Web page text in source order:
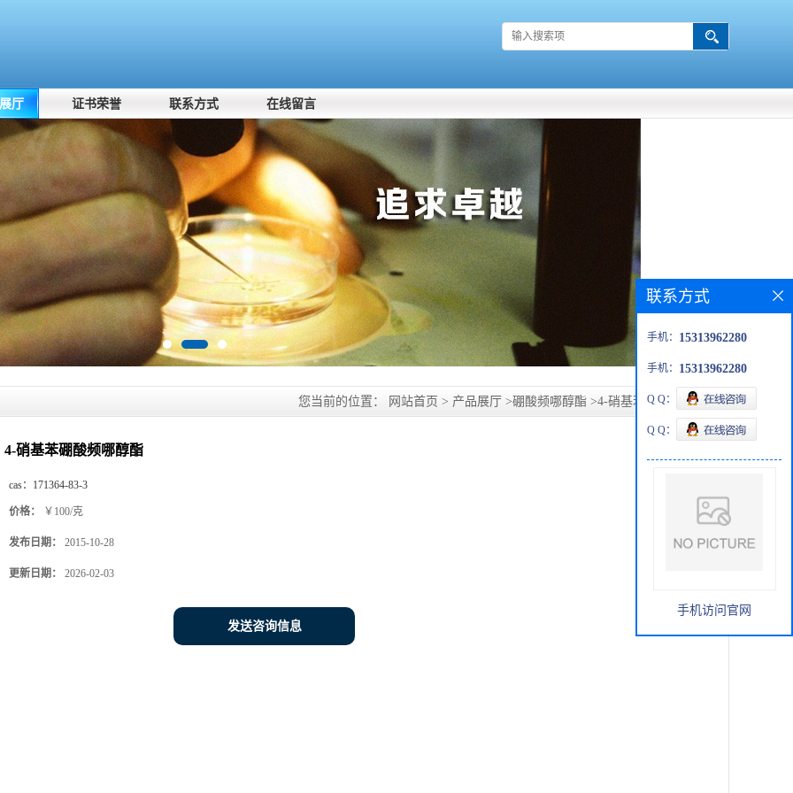
厅 证书荣誉 联系方式 在线留言
您当前的位置： 网站首页 > 产品展厅 >硼酸频哪醇酯 >4-硝基苯硼酸频哪醇酯
4-硝基苯硼酸频哪醇酯
cas： 171364-83-3
价格： ￥100/克
发布日期： 2015-10-28
更新日期： 2026-02-03
发送咨询信息
联系方式
手机： 15313962280
手机： 15313962280
Q Q：
Q Q：
手机访问官网